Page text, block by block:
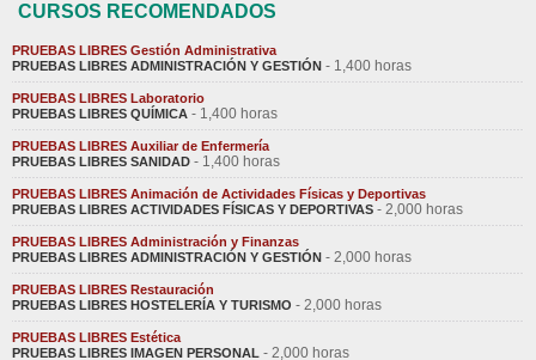
CURSOS RECOMENDADOS
PRUEBAS LIBRES Gestión Administrativa
PRUEBAS LIBRES ADMINISTRACIÓN Y GESTIÓN - 1,400 horas
PRUEBAS LIBRES Laboratorio
PRUEBAS LIBRES QUÍMICA - 1,400 horas
PRUEBAS LIBRES Auxiliar de Enfermería
PRUEBAS LIBRES SANIDAD - 1,400 horas
PRUEBAS LIBRES Animación de Actividades Físicas y Deportivas
PRUEBAS LIBRES ACTIVIDADES FÍSICAS Y DEPORTIVAS - 2,000 horas
PRUEBAS LIBRES Administración y Finanzas
PRUEBAS LIBRES ADMINISTRACIÓN Y GESTIÓN - 2,000 horas
PRUEBAS LIBRES Restauración
PRUEBAS LIBRES HOSTELERÍA Y TURISMO - 2,000 horas
PRUEBAS LIBRES Estética
PRUEBAS LIBRES IMAGEN PERSONAL - 2,000 horas